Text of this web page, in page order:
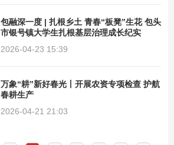
包融深一度 | 扎根乡土 青春“板凳”生花 包头
市银号镇大学生扎根基层治理成长纪实
2026-04-23 15:39
万象“耕”新好春光丨开展农资专项检查 护航
春耕生产
2026-04-21 21:03